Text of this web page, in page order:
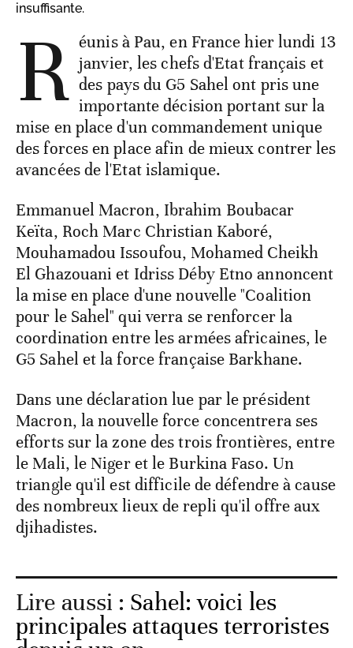
insuffisante.
R éunis à Pau, en France hier lundi 13
janvier, les chefs d'Etat français et
des pays du G5 Sahel ont pris une
importante décision portant sur la
mise en place d'un commandement unique
des forces en place afin de mieux contrer les
avancées de l'Etat islamique.
Emmanuel Macron, Ibrahim Boubacar
Keïta, Roch Marc Christian Kaboré,
Mouhamadou Issoufou, Mohamed Cheikh
El Ghazouani et Idriss Déby Etno annoncent
la mise en place d'une nouvelle "Coalition
pour le Sahel" qui verra se renforcer la
coordination entre les armées africaines, le
G5 Sahel et la force française Barkhane.
Dans une déclaration lue par le président
Macron, la nouvelle force concentrera ses
efforts sur la zone des trois frontières, entre
le Mali, le Niger et le Burkina Faso. Un
triangle qu'il est difficile de défendre à cause
des nombreux lieux de repli qu'il offre aux
djihadistes.
Lire aussi : Sahel: voici les
principales attaques terroristes